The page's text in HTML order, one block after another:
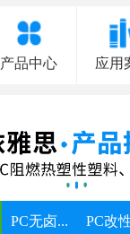
产品中心 应用
PC无卤... PC改